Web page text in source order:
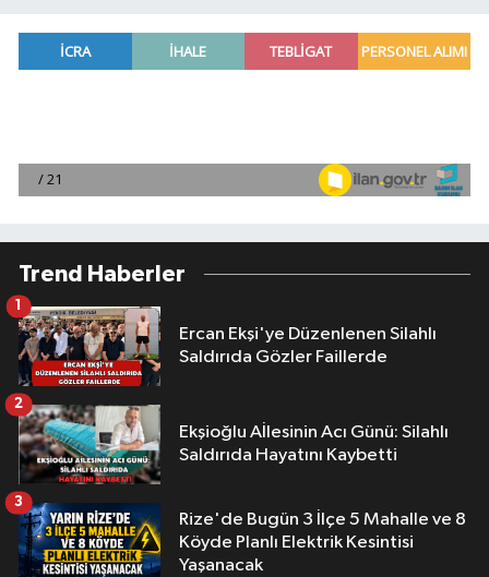
Trend Haberler
Ercan Ekşi'ye Düzenlenen Silahlı
Saldırıda Gözler Faillerde
1
Ekşioğlu Aİlesinin Acı Günü: Silahlı
Saldırıda Hayatını Kaybetti
2
Rize'de Bugün 3 İlçe 5 Mahalle ve 8
Köyde Planlı Elektrik Kesintisi
Yaşanacak
3